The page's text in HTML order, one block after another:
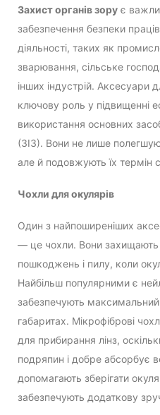
Захист органів зору є
забезпечення безпеки
діяльності, таких як
зварювання, сільське
інших індустрій. Аксесуари
ключову роль у підвищенні
використання основних
(ЗІЗ). Вони не лише
але й подовжують їх термін
Чохли для окулярів
Один з найпоширеніших
— це чохли. Вони захищають
пошкоджень і пилу, коли
Найбільш популярними є
забезпечують
габаритах. Мікрофіброві
для прибирання лінз,
подряпин і добре абсорбує
допомагають зберігати
забезпечують додаткову